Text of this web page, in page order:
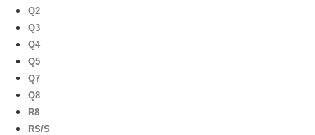
Q2
Q3
Q4
Q5
Q7
Q8
R8
RS/S